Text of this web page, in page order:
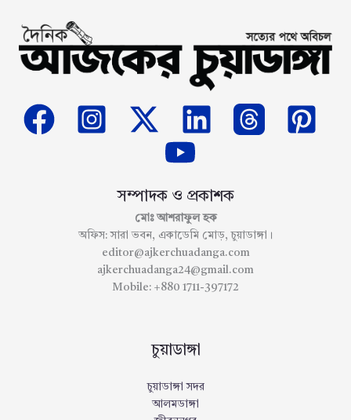
সম্পাদক ও প্রকাশক
মোঃ আশরাফুল হক
অফিস: সারা ভবন, একাডেমি মোড়, চুয়াডাঙ্গা।
editor@ajkerchuadanga.com
ajkerchuadanga24@gmail.com
Mobile: +880 1711-397172
চুয়াডাঙ্গা
চুয়াডাঙ্গা সদর
আলমডাঙ্গা